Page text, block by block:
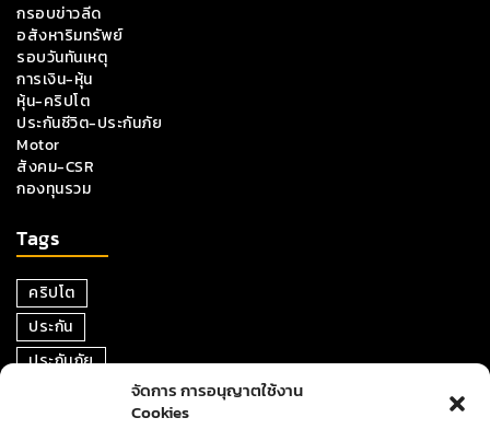
จัดการ การอนุญาตใช้งาน
Cookies
กรอบข่าวลีด
อสังหาริมทรัพย์
รอบวันทันเหตุ
การเงิน-หุ้น
หุ้น-คริปโต
ประกันชีวิต-ประกันภัย
Motor
สังคม-CSR
กองทุนรวม
Tags
คริปโต
ประกัน
ประกันภัย